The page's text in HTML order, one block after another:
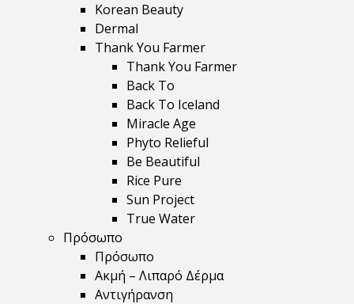
Korean Beauty
Dermal
Thank You Farmer
Thank You Farmer
Back To
Back To Iceland
Miracle Age
Phyto Relieful
Be Beautiful
Rice Pure
Sun Project
True Water
Πρόσωπο
Πρόσωπο
Ακμή – Λιπαρό Δέρμα
Αντιγήρανση